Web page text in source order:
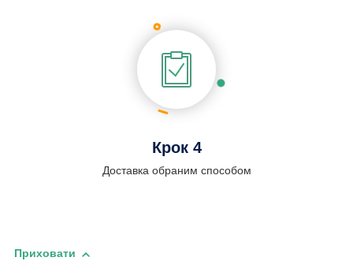
Крок 4
Доставка обраним способом
Приховати